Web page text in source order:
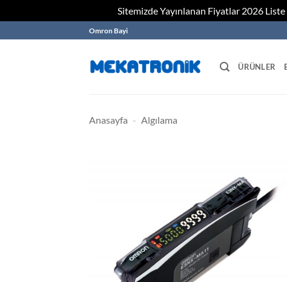
Sitemizde Yayınlanan Fiyatlar 2026
to
Omron Bayi
ÜRÜNLER
Anasayfa - Algılama